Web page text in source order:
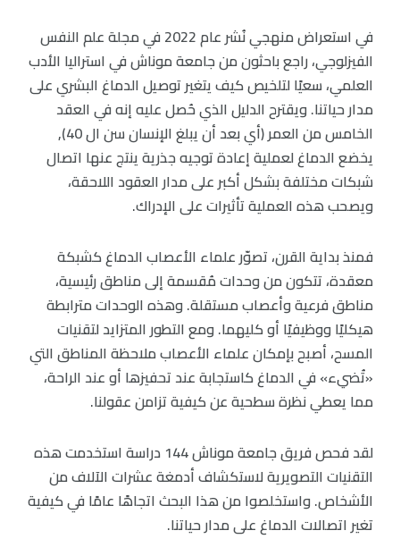
في استعراض منهجي نُشر عام 2022 في مجلة علم النفس
الفيزلوجي، راجع باحثون من جامعة موناش في استراليا الأدب
العلمي، سعيًا لتلخيص كيف يتغير توصيل الدماغ البشري على
مدار حياتنا. ويقترح الدليل الذي حُصل عليه إنه في العقد
الخامس من العمر (أي بعد أن يبلغ الإنسان سن ال 40),
يخضع الدماغ لعملية إعادة توجيه جذرية ينتج عنها اتصال
شبكات مختلفة بشكل أكبر على مدار العقود اللاحقة،
ويصحب هذه العملية تأثيرات على الإدراك.
فمنذ بداية القرن، تصوّر علماء الأعصاب الدماغ كشبكة
معقدة، تتكون من وحدات مُقسمة إلى مناطق رئيسية،
مناطق فرعية وأعصاب مستقلة. وهذه الوحدات مترابطة
هيكليًا ووظيفيًا أو كليهما. ومع التطور المتزايد لتقنيات
المسح، أصبح بإمكان علماء الأعصاب ملاحظة المناطق التي
«تُضيء» في الدماغ كاستجابة عند تحفيزها أو عند الراحة،
مما يعطي نظرة سطحية عن كيفية تزامن عقولنا.
لقد فحص فريق جامعة موناش 144 دراسة استخدمت هذه
التقنيات التصويرية لاستكشاف أدمغة عشرات الآلاف من
الأشخاص. واستخلصوا من هذا البحث اتجاهًا عامًا في كيفية
تغير اتصالات الدماغ على مدار حياتنا.